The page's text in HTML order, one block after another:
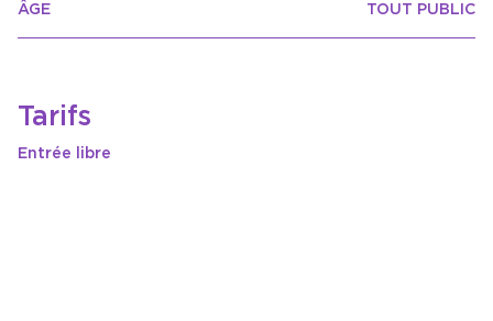
ÂGE TOUT PUBLIC
Tarifs
Entrée libre